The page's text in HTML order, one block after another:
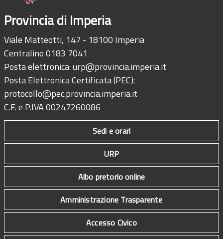
Provincia di Imperia
Viale Matteotti, 147 - 18100 Imperia
Centralino 0183 7041
Posta elettronica:urp@provincia.imperia.it
Posta Elettronica Certificata (PEC):
protocollo@pec.provincia.imperia.it
C.F. e P.IVA 00247260086
Sedi e orari
URP
Albo pretorio online
Amministrazione Trasparente
Accesso Civico